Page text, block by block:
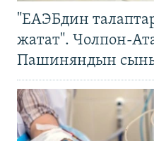
"ЕАЭБдин
жатат". Чолпон-
Пашиняндын